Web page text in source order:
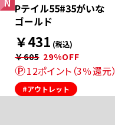
Pテイル55#35がいな
ゴールド
￥431 (税込)
￥605 29%OFF
12ポイント（3％還元）
#アウトレット